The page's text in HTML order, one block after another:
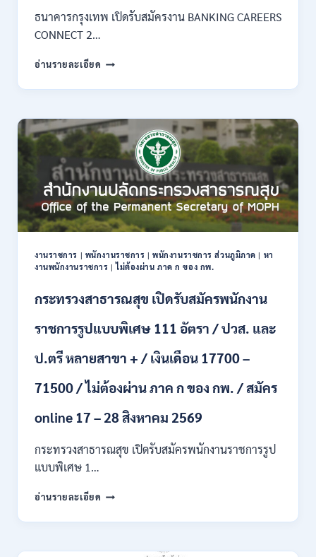
–
ธนาคารกรุงเทพ เปิดรับสมัครงาน BANKING CAREERS
CONNECT 2…
อ่านรายละเอียด ธนาคาร
เปิด
สมัคร
งาน
40
ตำแหน่ง
/
ปริญญา
ตรี
หลาย
ขึ้น
ไป
ยินดี
นักศึกษา
ใหม่
สมัคร
8
งานราชการ | พนักงานราชการ |พนักงานราชการ ส่วนภูมิภาค | หา
งานพนักงานราชการ |ไม่ต้องผ่าน ภาค ก ของ กพ.
กระทรวงสาธารณสุข เปิดรับสมัครพนักงาน
ราชการรูปแบบพิเศษ 111 อัตรา / ปวส. และ
ป.ตรี หลายสาขา + / เงินเดือน 17700 –
71500 / ไม่ต้องผ่าน ภาค ก ของ กพ. / สมัคร
online 17 – 28 สิงหาคม 2569
กระทรวงสาธารณสุข เปิดรับสมัครพนักงานราชการรูป
แบบพิเศษ 1…
อ่านรายละเอียด กระทรวง
เปิด
สมัคร